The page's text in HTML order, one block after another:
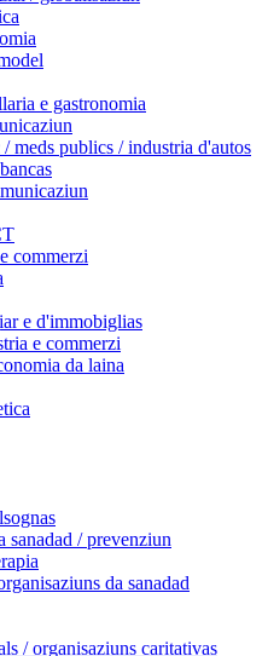
e gastronomia
meds publics / industria d'autos
commerzi
e d'immobiglias
e commerzi
da laina
sanadad / prevenziun
da sanadad
/ organisaziuns caritativas